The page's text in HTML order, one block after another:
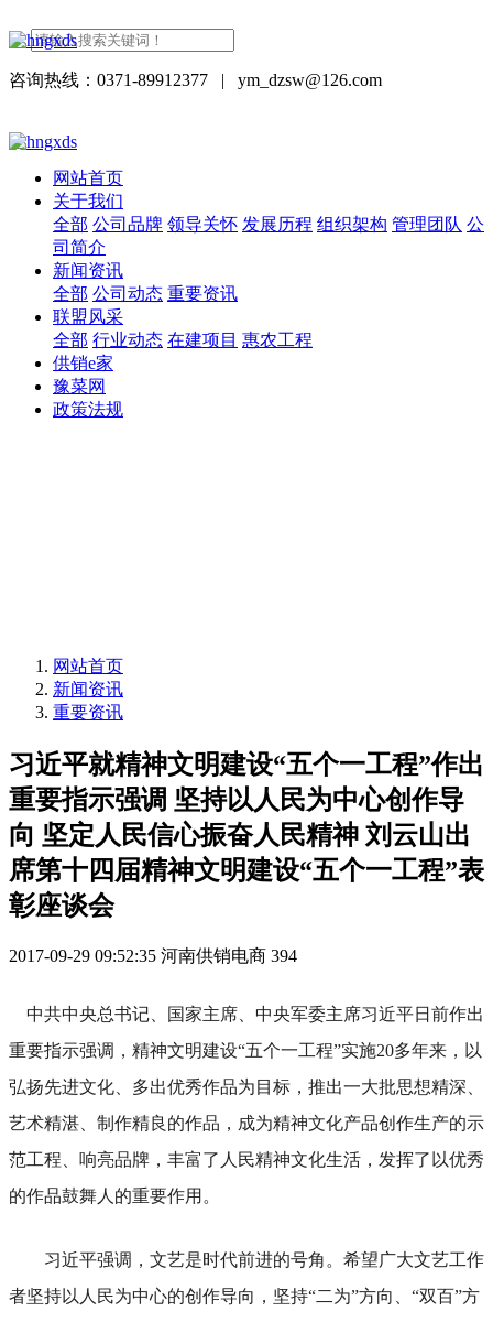
咨询热线：0371-89912377 | ym_dzsw@126.com
网站首页
关于我们
全部 公司品牌 领导关怀 发展历程 组织架构 管理团队 公
司简介
新闻资讯
全部 公司动态 重要资讯
联盟风采
全部 行业动态 在建项目 惠农工程
供销e家
豫菜网
政策法规
网站首页
新闻资讯
重要资讯
习近平就精神文明建设“五个一工程”作出
重要指示强调 坚持以人民为中心创作导
向 坚定人民信心振奋人民精神 刘云山出
席第十四届精神文明建设“五个一工程”表
彰座谈会
2017-09-29 09:52:35 河南供销电商 394
中共中央总书记、国家主席、中央军委主席习近平日前作出
重要指示强调，精神文明建设“五个一工程”实施20多年来，以
弘扬先进文化、多出优秀作品为目标，推出一大批思想精深、
艺术精湛、制作精良的作品，成为精神文化产品创作生产的示
范工程、响亮品牌，丰富了人民精神文化生活，发挥了以优秀
的作品鼓舞人的重要作用。
习近平强调，文艺是时代前进的号角。希望广大文艺工作
者坚持以人民为中心的创作导向，坚持“二为”方向、“双百”方